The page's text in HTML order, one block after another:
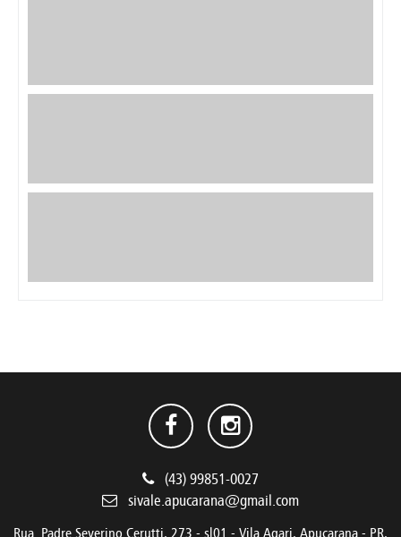
(43) 99851-0027
sivale.apucarana@gmail.com
Rua Padre Severino Cerutti, 273 - sl01 - Vila Agari, Apucarana - PR,